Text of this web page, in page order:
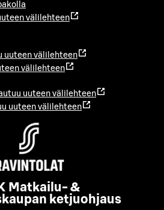
välilehteen
uuteen välilehteen
välilehteen
uuteen välilehteen
uuteen välilehteen
Matkailu- &
ketjuohjaus